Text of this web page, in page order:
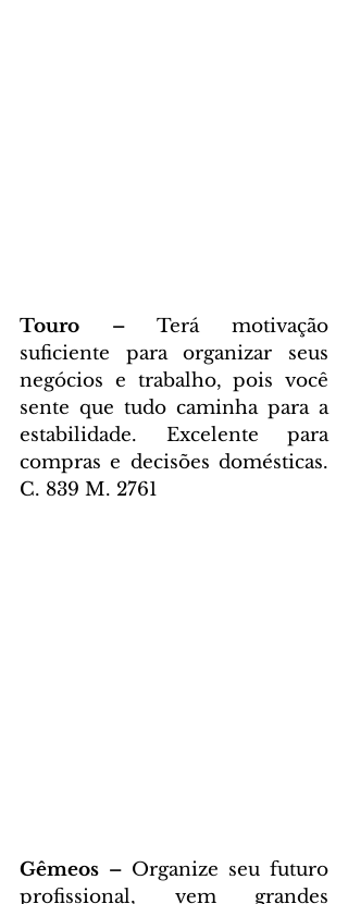
Touro – Terá motivação
suficiente para organizar seus
negócios e trabalho, pois você
sente que tudo caminha para a
estabilidade. Excelente para
compras e decisões domésticas.
C. 839 M. 2761
Gêmeos – Organize seu futuro
profissional, vem grandes